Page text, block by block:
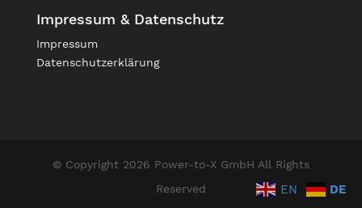
Impressum & Datenschutz
Impressum
Datenschutzerklärung
© Copyright 2026 Power-to-X GmbH All Rights
Reserved
EN DE